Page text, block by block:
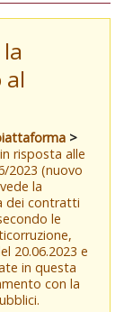
>
risposta alle
2023 (nuovo
la
dei contratti
le
20.06.2023 e
in questa
con la